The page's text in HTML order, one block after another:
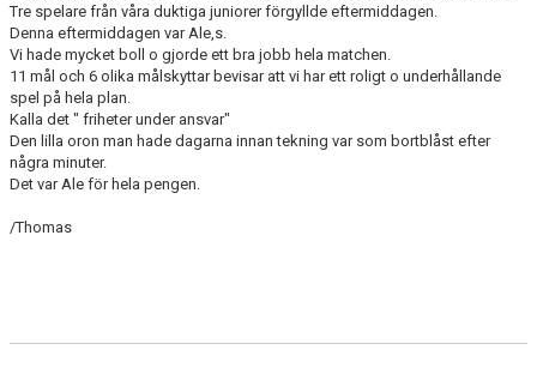
Tre spelare från våra duktiga juniorer förgyllde eftermiddagen.
Denna eftermiddagen var Ale,s.
Vi hade mycket boll o gjorde ett bra jobb hela matchen.
11 mål och 6 olika målskyttar bevisar att vi har ett roligt o underhållande
spel på hela plan.
Kalla det " friheter under ansvar"
Den lilla oron man hade dagarna innan tekning var som bortblåst efter
några minuter.
Det var Ale för hela pengen.
/Thomas